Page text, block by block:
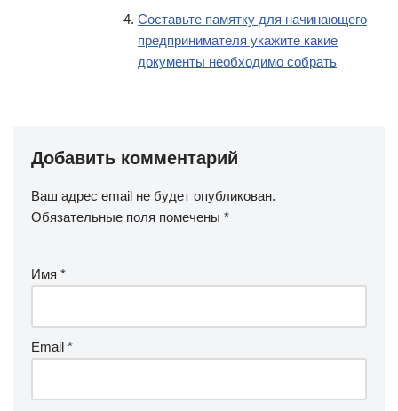
Составьте памятку для начинающего
предпринимателя укажите какие
документы необходимо собрать
Добавить комментарий
Ваш адрес email не будет опубликован.
Обязательные поля помечены *
Имя *
Email *